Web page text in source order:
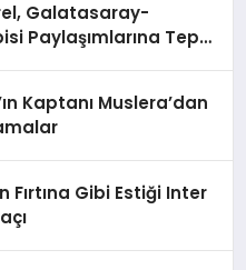
Galatasaray-
Paylaşımlarına Tepki
Kaptanı Muslera’dan
Fırtına Gibi Estiği Inter